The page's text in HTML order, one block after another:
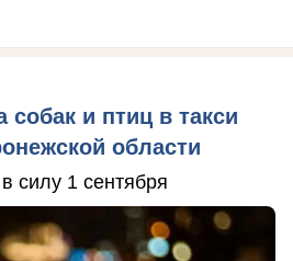
собак и птиц в такси
области
силу 1 сентября